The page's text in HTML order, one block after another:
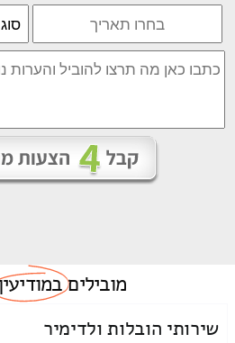
מובילים
שירותי הובלות ולדימיר